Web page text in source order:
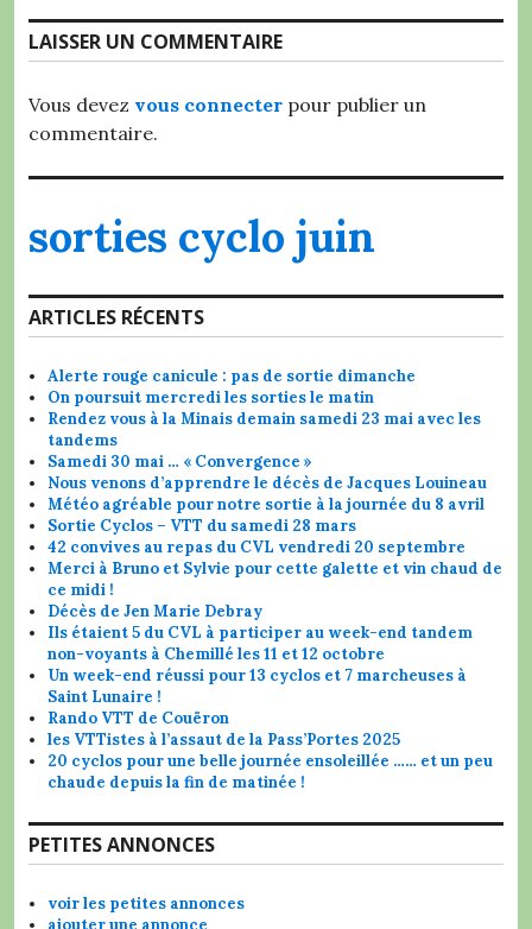
LAISSER UN COMMENTAIRE
Vous devez vous connecter pour publier un
commentaire.
sorties cyclo juin
ARTICLES RÉCENTS
Alerte rouge canicule : pas de sortie dimanche
On poursuit mercredi les sorties le matin
Rendez vous à la Minais demain samedi 23 mai avec les
tandems
Samedi 30 mai … « Convergence »
Nous venons d’apprendre le décès de Jacques Louineau
Météo agréable pour notre sortie à la journée du 8 avril
Sortie Cyclos – VTT du samedi 28 mars
42 convives au repas du CVL vendredi 20 septembre
Merci à Bruno et Sylvie pour cette galette et vin chaud de
ce midi !
Décès de Jen Marie Debray
Ils étaient 5 du CVL à participer au week-end tandem
non-voyants à Chemillé les 11 et 12 octobre
Un week-end réussi pour 13 cyclos et 7 marcheuses à
Saint Lunaire !
Rando VTT de Couëron
les VTTistes à l’assaut de la Pass’Portes 2025
20 cyclos pour une belle journée ensoleillée …… et un peu
chaude depuis la fin de matinée !
PETITES ANNONCES
voir les petites annonces
ajouter une annonce